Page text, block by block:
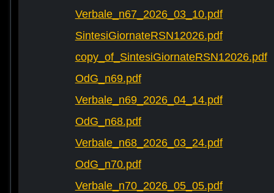
Verbale_n67_2026_03_10.pdf
SintesiGiornateRSN12026.pdf
copy_of_SintesiGiornateRSN12026.pdf
OdG_n69.pdf
Verbale_n69_2026_04_14.pdf
OdG_n68.pdf
Verbale_n68_2026_03_24.pdf
OdG_n70.pdf
Verbale_n70_2026_05_05.pdf